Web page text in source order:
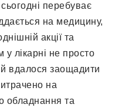
перебуває
на медицину,
акції та
лікарні не просто
вдалося заощадити
на
обладнання та